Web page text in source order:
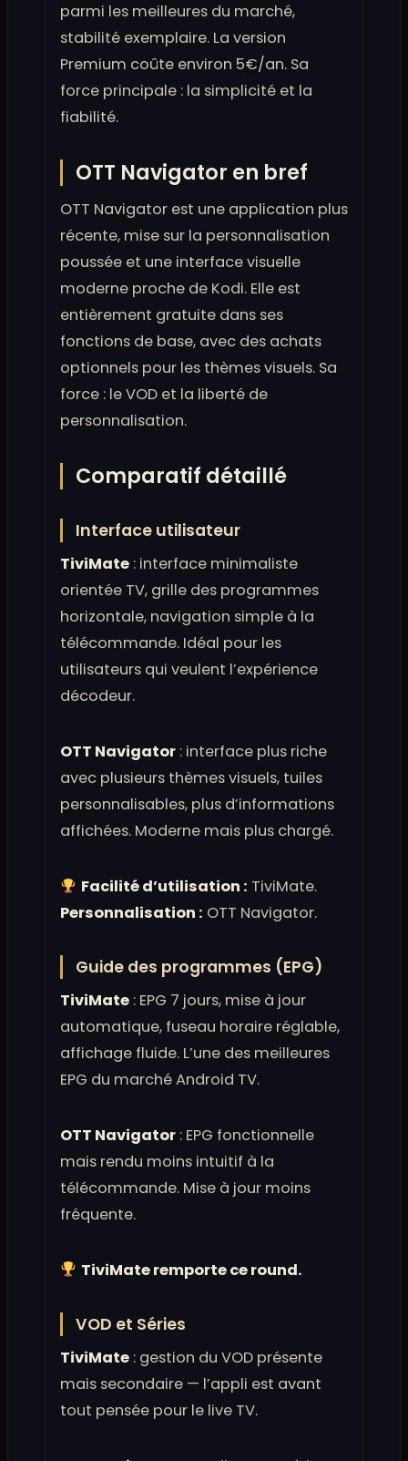
parmi les meilleures du marché,
stabilité exemplaire. La version
Premium coûte environ 5€/an. Sa
force principale : la simplicité et la
fiabilité.
OTT Navigator en bref
OTT Navigator est une application plus
récente, mise sur la personnalisation
poussée et une interface visuelle
moderne proche de Kodi. Elle est
entièrement gratuite dans ses
fonctions de base, avec des achats
optionnels pour les thèmes visuels. Sa
force : le VOD et la liberté de
personnalisation.
Comparatif détaillé
Interface utilisateur
TiviMate : interface minimaliste
orientée TV, grille des programmes
horizontale, navigation simple à la
télécommande. Idéal pour les
utilisateurs qui veulent l’expérience
décodeur.
OTT Navigator : interface plus riche
avec plusieurs thèmes visuels, tuiles
personnalisables, plus d’informations
affichées. Moderne mais plus chargé.
Facilité d’utilisation : TiviMate.
Personnalisation : OTT Navigator.
Guide des programmes (EPG)
TiviMate : EPG 7 jours, mise à jour
automatique, fuseau horaire réglable,
affichage fluide. L’une des meilleures
EPG du marché Android TV.
OTT Navigator : EPG fonctionnelle
mais rendu moins intuitif à la
télécommande. Mise à jour moins
fréquente.
TiviMate remporte ce round.
VOD et Séries
TiviMate : gestion du VOD présente
mais secondaire — l’appli est avant
tout pensée pour le live TV.